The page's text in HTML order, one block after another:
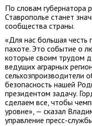
По словам губернатора
Ставрополье станет
сообщества страны.
«Для нас большая честь
пахоте. Это событие о
которые своим трудом
ведущих аграрных
сельхозпроизводители
безопасность нашей
президентом задачу.
сделаем все, чтобы
уровне», — сказал
управление пресс-